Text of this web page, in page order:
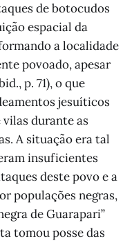
de botocudos
espacial da
a localidade
povoado, apesar
p. 71), o que
jesuíticos
vilas durante as
A situação era tal
insuficientes
deste povo e a
populações negras,
de Guarapari”
tomou posse das